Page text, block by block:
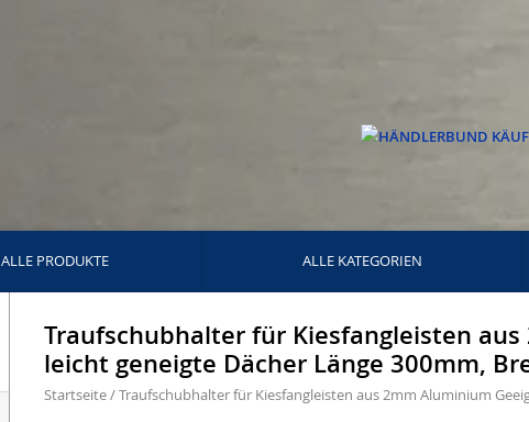
ALLE PRODUKTE ALLE KATEGORIEN
Traufschubhalter für Kiesfangleisten
leicht geneigte Dächer Länge 300mm,
Startseite/Traufschubhalter für Kiesfangleisten aus 2mm Aluminium